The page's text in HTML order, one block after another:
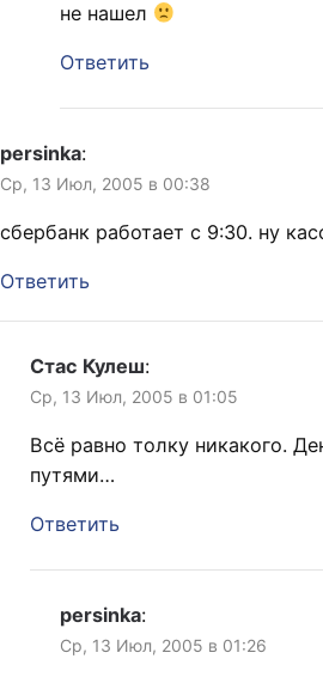
не нашел
Ответить
persinka:
Ср, 13 Июл, 2005 в 00:38
сбербанк работает с 9:30. ну
Ответить
Стас Кулеш:
Ср, 13 Июл, 2005 в 01:05
Всё равно толку никакого.
путями…
Ответить
persinka:
Ср, 13 Июл, 2005 в 01:26